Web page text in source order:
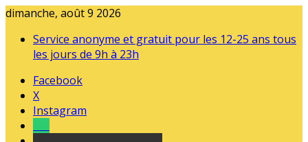
dimanche, août 9 2026
Service anonyme et gratuit pour les 12-25 ans tous
les jours de 9h à 23h
Facebook
X
Instagram